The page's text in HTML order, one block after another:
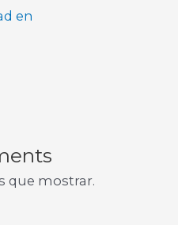
en
que mostrar.